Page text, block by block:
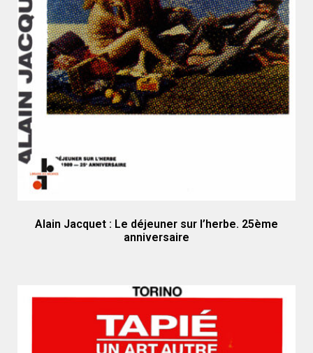
Alain Jacquet : Le déjeuner sur l’herbe. 25ème
anniversaire